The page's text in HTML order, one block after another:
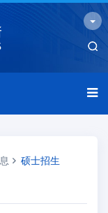
硕士招生